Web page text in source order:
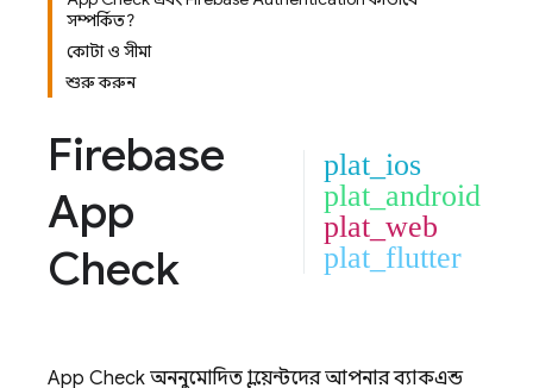
সম্পর্কিত?
কোটা ও সীমা
শুরু করুন
Firebase
App
Check
plat_ios
plat_android
plat_web
plat_flutter
App Check অননুমোদিত ক্লায়েন্টদের আপনার ব্যাকএন্ড